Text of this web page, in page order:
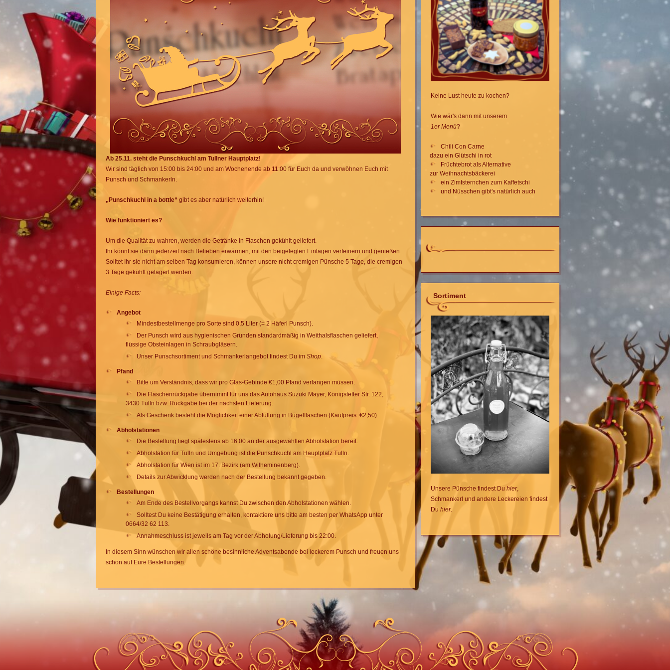
Ab 25.11. steht die Punschkuchl am Tullner Hauptplatz!
Wir sind täglich von 15:00 bis 24:00 und am Wochenende ab 11:00 für Euch da und verwöhnen Euch mit
Punsch und Schmankerln.
„Punschkuchl in a bottle“ gibt es aber natürlich weiterhin!
Wie funktioniert es?
Um die Qualität zu wahren, werden die Getränke in Flaschen gekühlt geliefert.
Ihr könnt sie dann jederzeit nach Belieben erwärmen, mit den beigelegten Einlagen verfeinern und genießen.
Solltet Ihr sie nicht am selben Tag konsumieren, können unsere nicht cremigen Pünsche 5 Tage, die cremigen
3 Tage gekühlt gelagert werden.
Einige Facts:
Angebot
Mindestbestellmenge pro Sorte sind 0,5 Liter (= 2 Häferl Punsch).
Der Punsch wird aus hygienischen Gründen standardmäßig in Weithalsflaschen geliefert,
flüssige Obsteinlagen in Schraubgläsern.
Unser Punschsortiment und Schmankerlangebot findest Du im Shop.
Pfand
Bitte um Verständnis, dass wir pro Glas-Gebinde €1,00 Pfand verlangen müssen.
Die Flaschenrückgabe übernimmt für uns das Autohaus Suzuki Mayer, Königstetter Str. 122,
3430 Tulln bzw. Rückgabe bei der nächsten Lieferung.
Als Geschenk besteht die Möglichkeit einer Abfüllung in Bügelflaschen (Kaufpreis: €2,50).
Abholstationen
Die Bestellung liegt spätestens ab 16:00 an der ausgewählten Abholstation bereit.
Abholstation für Tulln und Umgebung ist die Punschkuchl am Hauptplatz Tulln.
Abholstation für Wien ist im 17. Bezirk (am Wilheminenberg).
Details zur Abwicklung werden nach der Bestellung bekannt gegeben.
Bestellungen
Am Ende des Bestellvorgangs kannst Du zwischen den Abholstationen wählen.
Solltest Du keine Bestätigung erhalten, kontaktiere uns bitte am besten per WhatsApp unter
0664/32 62 113.
Annahmeschluss ist jeweils am Tag vor der Abholung/Lieferung bis 22:00.
In diesem Sinn wünschen wir allen schöne besinnliche Adventsabende bei leckerem Punsch und freuen uns
schon auf Eure Bestellungen.
Keine Lust heute zu kochen?
Wie wär's dann mit unserem
1er Menü?
Chili Con Carne
dazu ein Glütschi in rot
Früchtebrot als Alternative
zur Weihnachtsbäckerei
ein Zimtsternchen zum Kaffetschi
und Nüsschen gibt's natürlich auch
Sortiment
Unsere Pünsche findest Du hier,
Schmankerl und andere Leckereien findest
Du hier.